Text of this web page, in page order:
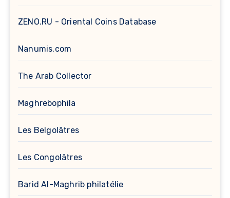
ZENO.RU - Oriental Coins Database
Nanumis.com
The Arab Collector
Maghrebophila
Les Belgolâtres
Les Congolâtres
Barid Al-Maghrib philatélie